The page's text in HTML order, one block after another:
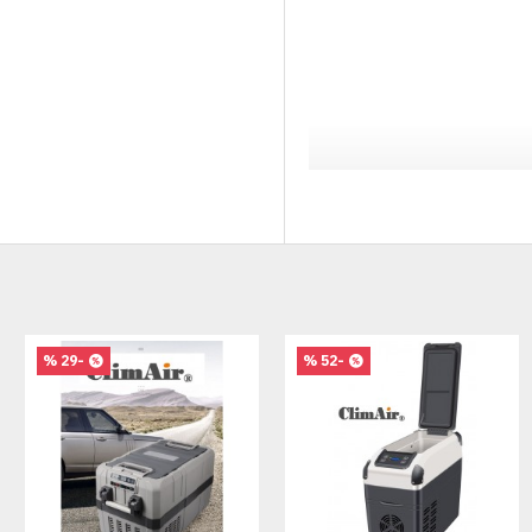
-15 %
-52 %
-29 %